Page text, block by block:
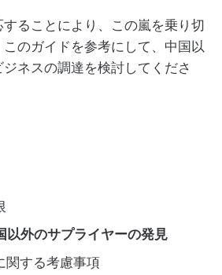
ることにより、この嵐を乗り切
のガイドを参考にして、中国以
ネスの調達を検討してくださ
以外のサプライヤーの発見
関する考慮事項